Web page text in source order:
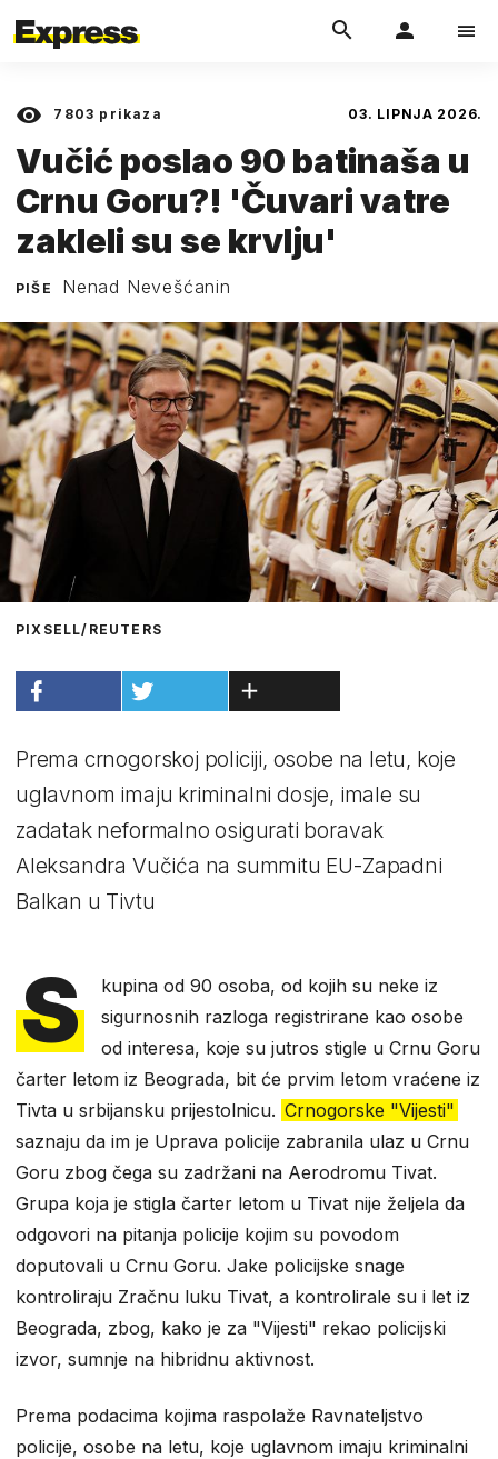
7803 prikaza 03. LIPNJA 2026.
Vučić poslao 90 batinaša u
Crnu Goru?! 'Čuvari vatre
zakleli su se krvlju'
PIŠE Nenad Nevešćanin
PIXSELL/REUTERS
Prema crnogorskoj policiji, osobe na letu, koje
uglavnom imaju kriminalni dosje, imale su
zadatak neformalno osigurati boravak
Aleksandra Vučića na summitu EU-Zapadni
Balkan u Tivtu
S
kupina od 90 osoba, od kojih su neke iz
sigurnosnih razloga registrirane kao osobe
od interesa, koje su jutros stigle u Crnu Goru
čarter letom iz Beograda, bit će prvim letom vraćene iz
Tivta u srbijansku prijestolnicu. Crnogorske "Vijesti"
saznaju da im je Uprava policije zabranila ulaz u Crnu
Goru zbog čega su zadržani na Aerodromu Tivat.
Grupa koja je stigla čarter letom u Tivat nije željela da
odgovori na pitanja policije kojim su povodom
doputovali u Crnu Goru. Jake policijske snage
kontroliraju Zračnu luku Tivat, a kontrolirale su i let iz
Beograda, zbog, kako je za "Vijesti" rekao policijski
izvor, sumnje na hibridnu aktivnost.
Prema podacima kojima raspolaže Ravnateljstvo
policije, osobe na letu, koje uglavnom imaju kriminalni